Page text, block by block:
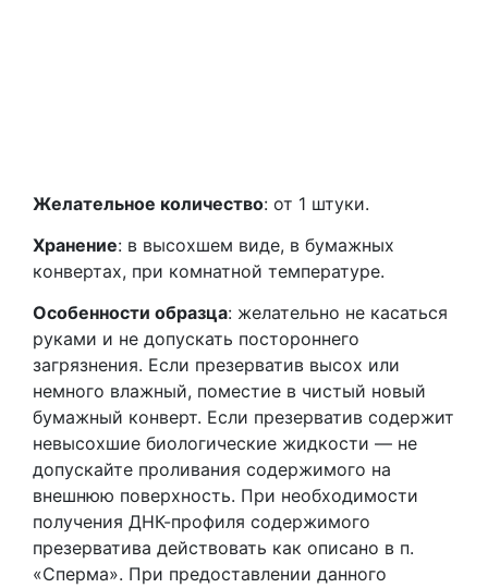
Желательное количество: от 1 штуки.
Хранение: в высохшем виде, в бумажных
конвертах, при комнатной температуре.
Особенности образца: желательно не касаться
руками и не допускать постороннего
загрязнения. Если презерватив высох или
немного влажный, поместие в чистый новый
бумажный конверт. Если презерватив содержит
невысохшие биологические жидкости — не
допускайте проливания содержимого на
внешнюю поверхность. При необходимости
получения ДНК-профиля содержимого
презерватива действовать как описано в п.
«Сперма». При предоставлении данного